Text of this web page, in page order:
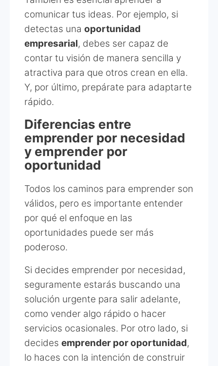
comunicar tus ideas. Por ejemplo, si
detectas una oportunidad
empresarial, debes ser capaz de
contar tu visión de manera sencilla y
atractiva para que otros crean en ella.
Y, por último, prepárate para adaptarte
rápido.
Diferencias entre
emprender por necesidad
y emprender por
oportunidad
Todos los caminos para emprender son
válidos, pero es importante entender
por qué el enfoque en las
oportunidades puede ser más
poderoso.
Si decides emprender por necesidad,
seguramente estarás buscando una
solución urgente para salir adelante,
como vender algo rápido o hacer
servicios ocasionales. Por otro lado, si
decides emprender por oportunidad,
lo haces con la intención de construir